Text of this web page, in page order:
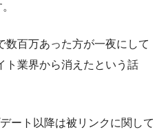
数百万あった方が一夜にして
ト業界から消えたという話
ート以降は被リンクに関して